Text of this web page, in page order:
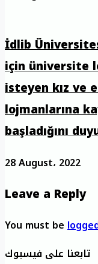
İdlib
için üniversite
isteyen kız ve
lojmanlarına
başladığını
28 August، 2022
Leave a Reply
You must be
تابعنا على فيسبوك